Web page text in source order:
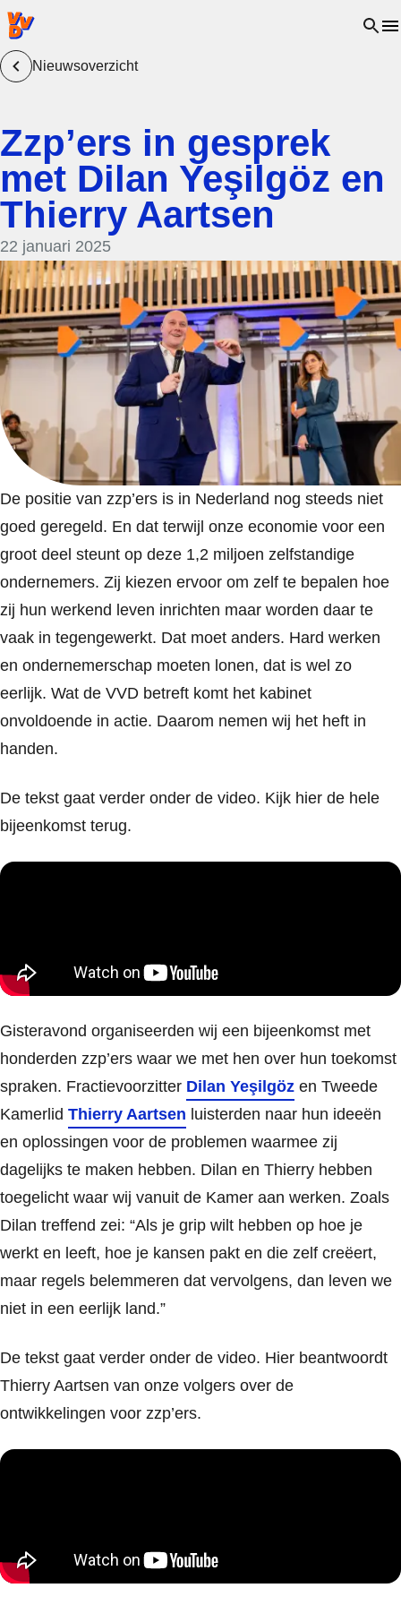
VVD.nl - Ga naar de homepage Open
Nieuwsoverzicht
Zzp’ers in gesprek
met Dilan Yeşilgöz en
Thierry Aartsen
22 januari 2025
De positie van zzp’ers is in Nederland nog steeds niet
goed geregeld. En dat terwijl onze economie voor een
groot deel steunt op deze 1,2 miljoen zelfstandige
ondernemers. Zij kiezen ervoor om zelf te bepalen hoe
zij hun werkend leven inrichten maar worden daar te
vaak in tegengewerkt. Dat moet anders. Hard werken
en ondernemerschap moeten lonen, dat is wel zo
eerlijk. Wat de VVD betreft komt het kabinet
onvoldoende in actie. Daarom nemen wij het heft in
handen.
De tekst gaat verder onder de video. Kijk hier de hele
bijeenkomst terug.
Gisteravond organiseerden wij een bijeenkomst met
honderden zzp’ers waar we met hen over hun toekomst
spraken. Fractievoorzitter Dilan Yeşilgöz en Tweede
Kamerlid Thierry Aartsen luisterden naar hun ideeën
en oplossingen voor de problemen waarmee zij
dagelijks te maken hebben. Dilan en Thierry hebben
toegelicht waar wij vanuit de Kamer aan werken. Zoals
Dilan treffend zei: “Als je grip wilt hebben op hoe je
werkt en leeft, hoe je kansen pakt en die zelf creëert,
maar regels belemmeren dat vervolgens, dan leven we
niet in een eerlijk land.”
De tekst gaat verder onder de video. Hier beantwoordt
Thierry Aartsen van onze volgers over de
ontwikkelingen voor zzp’ers.